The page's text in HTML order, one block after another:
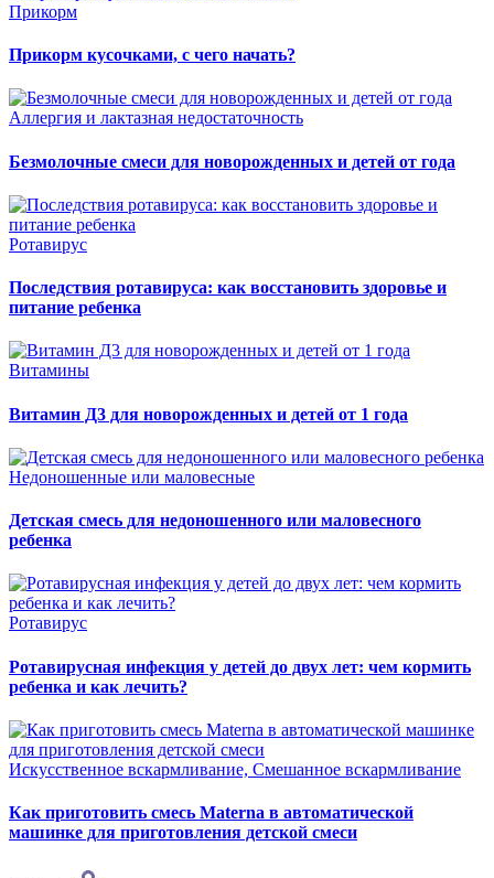
Прикорм
Прикорм кусочками, с чего начать?
Аллергия и лактазная недостаточность
Безмолочные смеси для новорожденных и детей от года
Ротавирус
Последствия ротавируса: как восстановить здоровье и
питание ребенка
Витамины
Витамин Д3 для новорожденных и детей от 1 года
Недоношенные или маловесные
Детская смесь для недоношенного или маловесного
ребенка
Ротавирус
Ротавирусная инфекция у детей до двух лет: чем кормить
ребенка и как лечить?
Искусственное вскармливание, Смешанное вскармливание
Как приготовить смесь Materna в автоматической
машинке для приготовления детской смеси